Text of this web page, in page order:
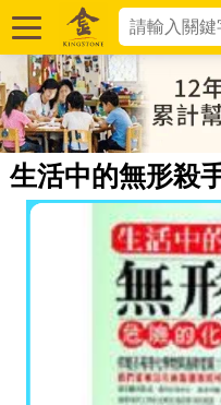
生活中的無形殺